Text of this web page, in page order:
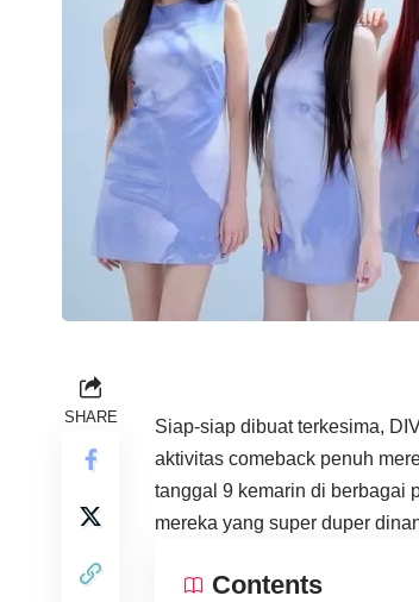
SHARE Siap-siap dibuat terkesima,
aktivitas comeback penuh
tanggal 9 kemarin di berbagai
mereka yang super duper
Contents